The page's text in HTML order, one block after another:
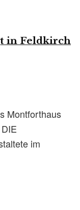
in Feldkirch
Montforthaus
im